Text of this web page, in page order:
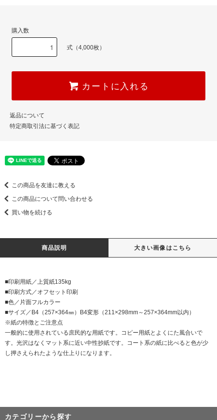
購入数
式（4,000枚）
カートに入れる
返品について
特定商取引法に基づく表記
この商品を友達に教える
この商品について問い合わせる
買い物を続ける
商品説明 大きい画像はこちら
■印刷用紙／上質紙135kg
■印刷方式／オフセット印刷
■色／片面フルカラー
■サイズ／B4（257×364㎜）B4変形（211×298mm～257×364mm以内）
※紙の特徴とご注意点
一般的に使用されている庶民的な用紙です。コピー用紙とよくにた風合いで
す。光沢はなくマット系に近い中性抄紙です。コート系の紙に比べると色が少
し押さえられたような仕上りになります。
カテゴリーから探す